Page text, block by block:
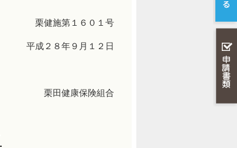
栗健施第１６０１号
平成２８年９月１２日
栗田健康保険組合